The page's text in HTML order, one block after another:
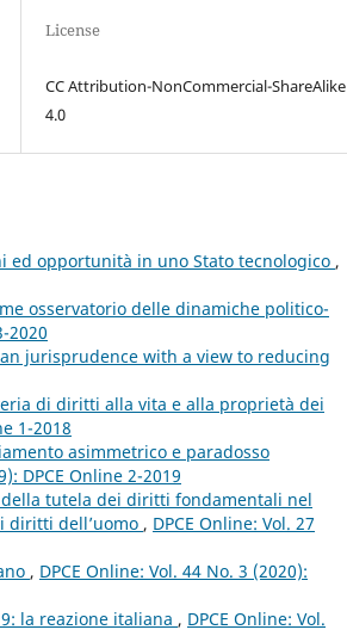
License
CC Attribution-NonCommercial-ShareAlike
4.0
ed opportunità in uno Stato tecnologico ,
osservatorio delle dinamiche politico-
2020
jurisprudence with a view to reducing
di diritti alla vita e alla proprietà dei
1-2018
asimmetrico e paradosso
DPCE Online 2-2019
tutela dei diritti fondamentali nel
diritti dell’uomo , DPCE Online: Vol. 27
, DPCE Online: Vol. 44 No. 3 (2020):
la reazione italiana , DPCE Online: Vol.